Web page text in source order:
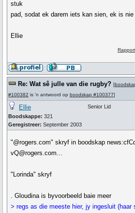
stuk
pad, sodat ek darem iets kan sien, ek is
Ellie
Re: Wat sê julle van die rugby? [
#100382 is 'n antwoord op boodskap #100377]
Ellie
Boodskappe: 321
Geregistreer: September 2003
Senior Lid
"@rogers.com" skryf in boodskap
vQ@rogers.com...
"Lorinda" skryf
. Gloudina is byvoorbeeld baie meer
> regs as die meeste hier, jy ingesluit (haar